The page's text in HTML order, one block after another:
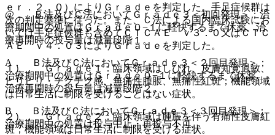
ｅｒ．２．０）によりＧｒａｄｅを判定した。手足症候群は
次の判定基準に従った。また、Ｃ法による国内臨床試験にお
いては手足症候群も含めてＣＴＣＡＥ ｖ３．０又はＣＴＣ
ＡＥ ｖ４．０３によりＧｒａｄｅを判定した。
１）． Ｇｒａｄｅ１：臨床領域はしびれ、皮膚知覚過敏、
ヒリヒリ・チクチク感、無痛性腫脹、無痛性紅斑；機能領域
は日常生活に制限を受けることはない症状。
２）． Ｇｒａｄｅ２：臨床領域は腫脹を伴う有痛性皮膚紅
斑；機能領域は日常生活に制限を受ける症状。
@． Ｂ法及びＣ法においてＧｒａｄｅ３＜初回発現＞；治
療期間中の処置はＧｒａｄｅ０−１に軽快するまで休薬、治
療再開時の投与量は減量段階１。
A． Ｂ法及びＣ法においてＧｒａｄｅ３＜２回目発現＞；
治療期間中の処置はＧｒａｄｅ０−１に軽快するまで休薬、
治療再開時の投与量は減量段階２。
B． Ｂ法及びＣ法においてＧｒａｄｅ３＜３回目発現＞；
治療期間中の処置は投与中止・再投与不可。